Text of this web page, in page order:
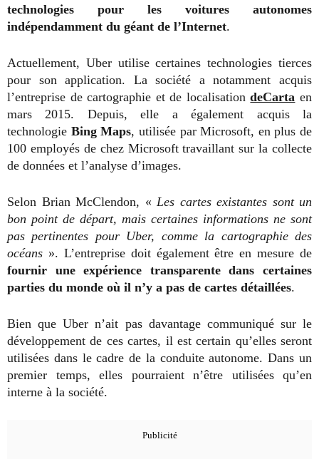
technologies pour les voitures autonomes
indépendamment du géant de l’Internet.
Actuellement, Uber utilise certaines technologies tierces
pour son application. La société a notamment acquis
l’entreprise de cartographie et de localisationdeCarta en
mars 2015. Depuis, elle a également acquis la
technologie Bing Maps, utilisée par Microsoft, en plus de
100 employés de chez Microsoft travaillant sur la collecte
de données et l’analyse d’images.
Selon Brian McClendon, « Les cartes existantes sont un
bon point de départ, mais certaines informations ne sont
pas pertinentes pour Uber, comme la cartographie des
océans ». L’entreprise doit également être en mesure de
fournir une expérience transparente dans certaines
parties du monde où il n’y a pas de cartes détaillées.
Bien que Uber n’ait pas davantage communiqué sur le
développement de ces cartes, il est certain qu’elles seront
utilisées dans le cadre de la conduite autonome. Dans un
premier temps, elles pourraient n’être utilisées qu’en
interne à la société.